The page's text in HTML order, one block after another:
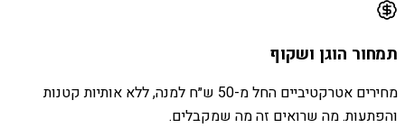
תמחור הוגן ושקוף
מחירים אטרקטיביים החל מ-50 ש״ח למנה, ללא אותיות קטנות
והפתעות. מה שרואים זה מה שמקבלים.